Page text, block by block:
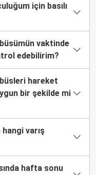
için basılı
vaktinde
edebilirim?
hareket
bir şekilde mi
hangi varış
hafta sonu